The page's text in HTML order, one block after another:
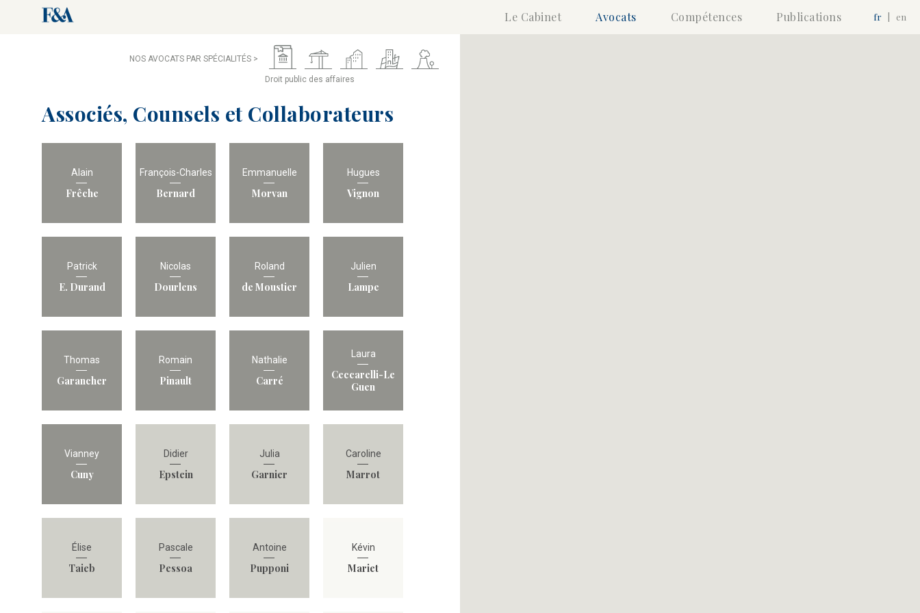
Le Cabinet Avocats Compétences Publications fr en
NOS AVOCATS PAR SPÉCIALITÉS >
Droit public des affaires
Associés, Counsels et Collaborateurs
Alain
Frêche
François-Charles
Bernard
Emmanuelle
Morvan
Hugues
Vignon
Patrick
E. Durand
Nicolas
Dourlens
Roland
de Moustier
Julien
Lampe
Thomas
Garancher
Romain
Pinault
Nathalie
Carré
Laura
Ceccarelli-Le
Guen
Vianney
Cuny
Didier
Epstein
Julia
Garnier
Caroline
Marrot
Élise
Taieb
Pascale
Pessoa
Antoine
Pupponi
Kévin
Mariet